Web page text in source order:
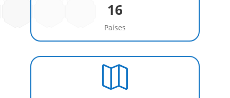
16
Países
